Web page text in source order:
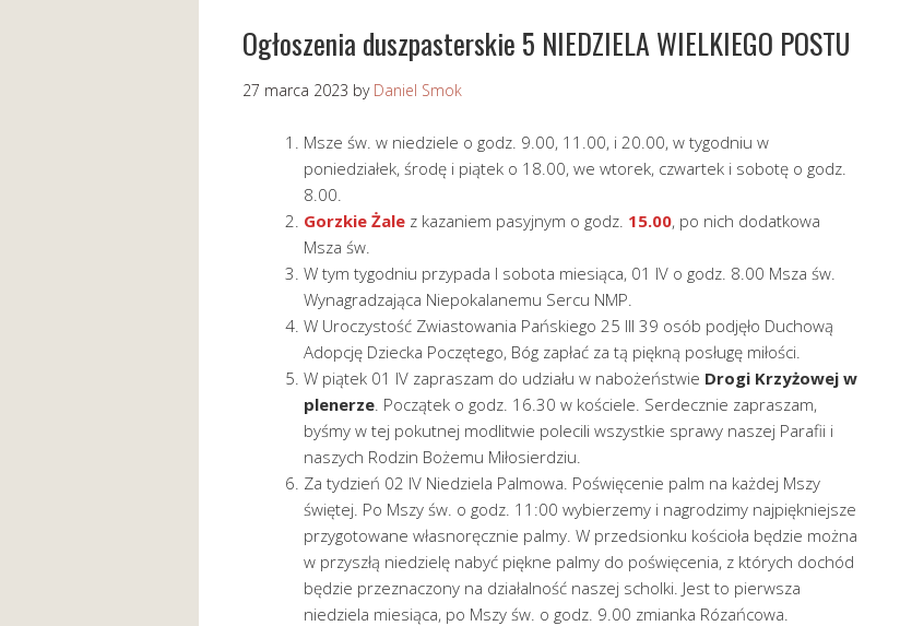
Ogłoszenia duszpasterskie 5 NIEDZIELA WIELKIEGO POSTU
27 marca 2023 by Daniel Smok
Msze św. w niedziele o godz. 9.00, 11.00, i 20.00, w tygodniu w
poniedziałek, środę i piątek o 18.00, we wtorek, czwartek i sobotę o godz.
8.00.
Gorzkie Żale z kazaniem pasyjnym o godz. 15.00, po nich dodatkowa
Msza św.
W tym tygodniu przypada I sobota miesiąca, 01 IV o godz. 8.00 Msza św.
Wynagradzająca Niepokalanemu Sercu NMP.
W Uroczystość Zwiastowania Pańskiego 25 III 39 osób podjęło Duchową
Adopcję Dziecka Poczętego, Bóg zapłać za tą piękną posługę miłości.
W piątek 01 IV zapraszam do udziału w nabożeństwie Drogi Krzyżowej w
plenerze. Początek o godz. 16.30 w kościele. Serdecznie zapraszam,
byśmy w tej pokutnej modlitwie polecili wszystkie sprawy naszej Parafii i
naszych Rodzin Bożemu Miłosierdziu.
Za tydzień 02 IV Niedziela Palmowa. Poświęcenie palm na każdej Mszy
świętej. Po Mszy św. o godz. 11:00 wybierzemy i nagrodzimy najpiękniejsze
przygotowane własnoręcznie palmy. W przedsionku kościoła będzie można
w przyszłą niedzielę nabyć piękne palmy do poświęcenia, z których dochód
będzie przeznaczony na działalność naszej scholki. Jest to pierwsza
niedziela miesiąca, po Mszy św. o godz. 9.00 zmianka Rózańcowa.